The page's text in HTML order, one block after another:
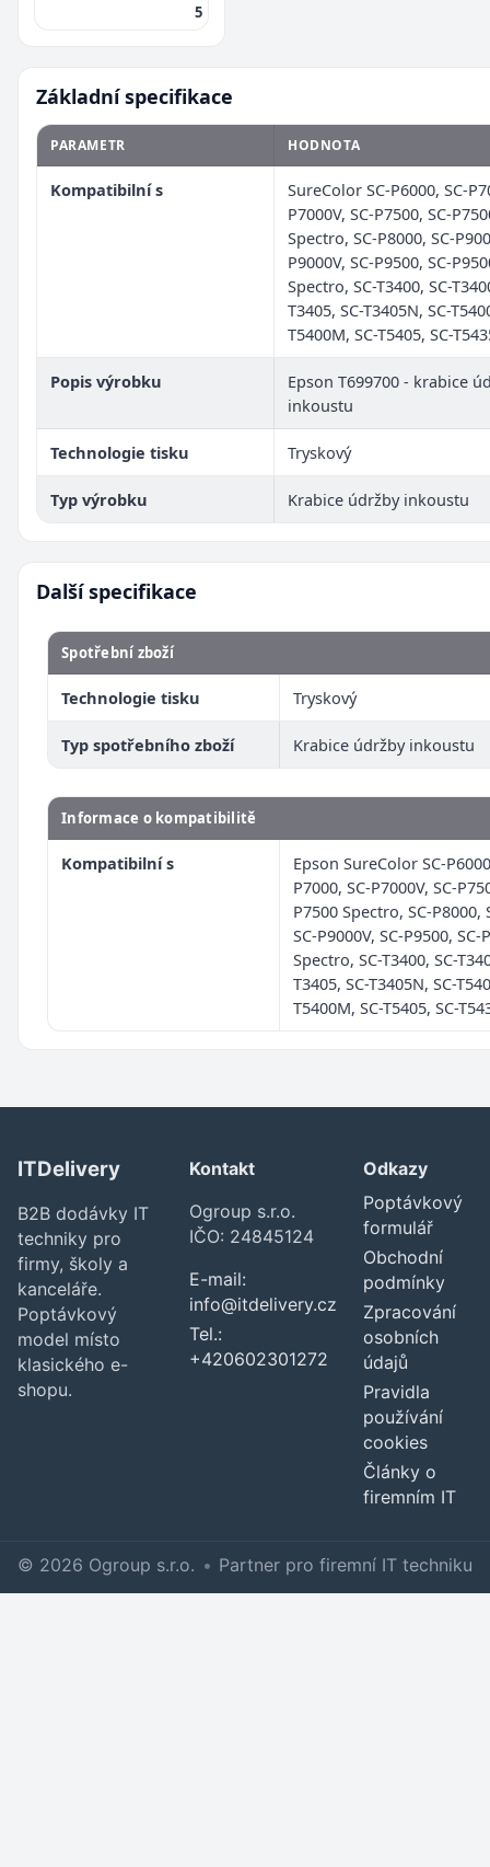
5
Základní specifikace
PARAMETR HODNOTA
Kompatibilní s
SureColor SC-P6000, SC-
P7000V, SC-P7500, SC-
Spectro, SC-P8000, SC-
P9000V, SC-P9500, SC-
Spectro, SC-T3400, SC-
T3405, SC-T3405N, SC-
T5400M, SC-T5405, SC-
Popis výrobku
Epson T699700 - krabice
inkoustu
Technologie tisku Tryskový
Typ výrobku Krabice údržby inkoustu
Další specifikace
Spotřební zboží
Technologie tisku Tryskový
Typ spotřebního zboží Krabice údržby inkoustu
Informace o kompatibilitě
Kompatibilní s
Epson SureColor SC-
P7000, SC-P7000V, SC-
P7500 Spectro, SC-P8000,
SC-P9000V, SC-P9500, SC-
Spectro, SC-T3400, SC-
T3405, SC-T3405N, SC-
T5400M, SC-T5405, SC-
ITDelivery
B2B dodávky IT
techniky pro
firmy, školy a
kanceláře.
Poptávkový
model místo
klasického e-
shopu.
Kontakt
Ogroup s.r.o.
IČO: 24845124
E-mail:
info@itdelivery.cz
Tel.:
+420602301272
Odkazy
Poptávkový
formulář
Obchodní
podmínky
Zpracování
osobních
údajů
Pravidla
používání
cookies
Články o
firemním IT
© 2026 Ogroup s.r.o. • Partner pro firemní IT techniku